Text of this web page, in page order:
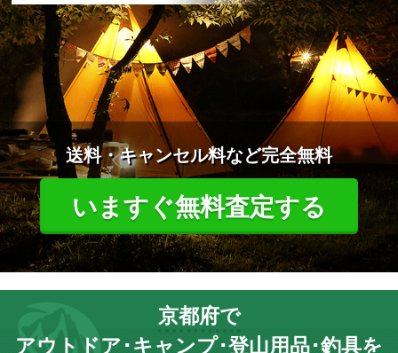
送料・キャンセル料など完全無料
いますぐ無料査定する
京都府で
アウトドア･キャンプ･登山用品･釣具を